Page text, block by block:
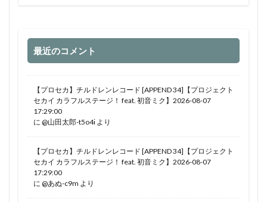
最近のコメント
【プロセカ】チルドレンレコード [APPEND 34]【プロジェクト
セカイ カラフルステージ！ feat. 初音ミク】2026-08-07
17:29:00
に @山田太郎-t5o4i より
【プロセカ】チルドレンレコード [APPEND 34]【プロジェクト
セカイ カラフルステージ！ feat. 初音ミク】2026-08-07
17:29:00
に @あぬ-c9m より